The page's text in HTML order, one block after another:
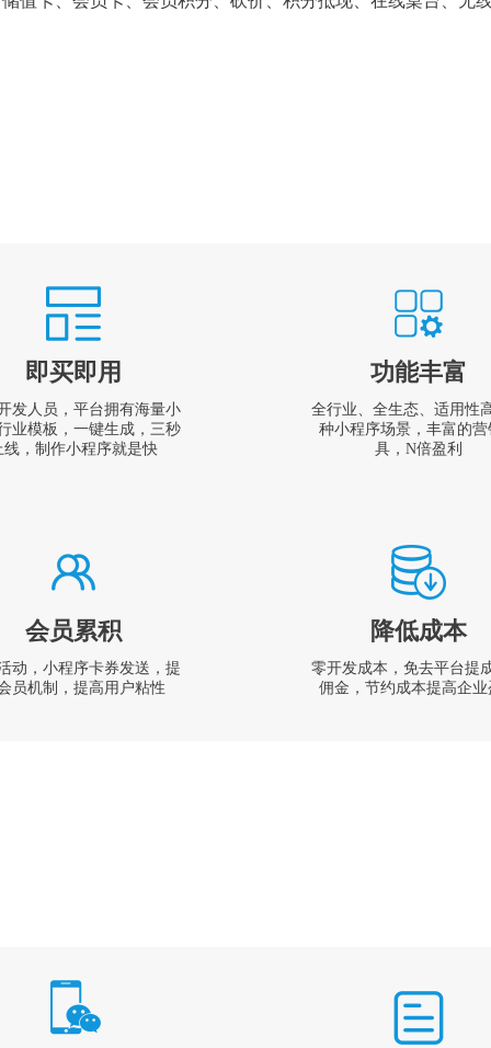
即买即用
发人员，平台拥有海量小
业模板，一键生成，三秒
线，制作小程序就是快
功能丰富
全行业、全生态、适用性
种小程序场景，丰富的营
具，N倍盈利
会员累积
动，小程序卡券发送，提
员机制，提高用户粘性
降低成本
零开发成本，免去平台提
佣金，节约成本提高企业